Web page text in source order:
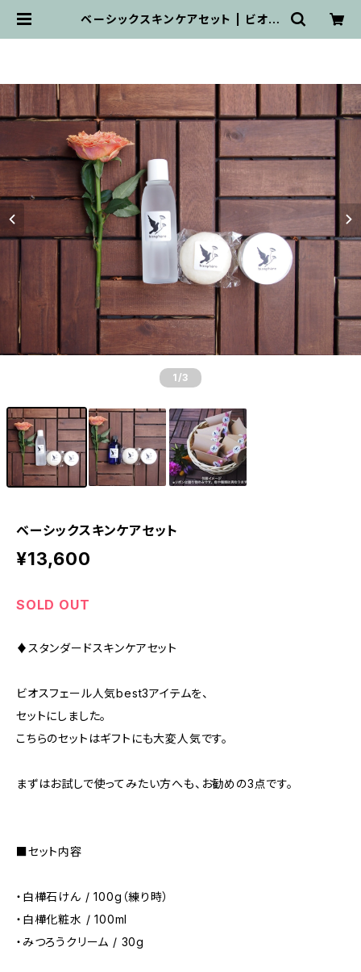
ベーシックスキンケアセット | ビオス
1 /3
ベーシックスキンケアセット
¥13,600
SOLD OUT
♦︎スタンダードスキンケアセット
ビオスフェール人気best3アイテムを、
セットにしました。
こちらのセットはギフトにも大変人気です。
まずはお試しで使ってみたい方へも、お勧めの3点です。
■セット内容
・白樺石けん / 100g（練り時）
・白樺化粧水 / 100ml
・みつろうクリーム / 30g